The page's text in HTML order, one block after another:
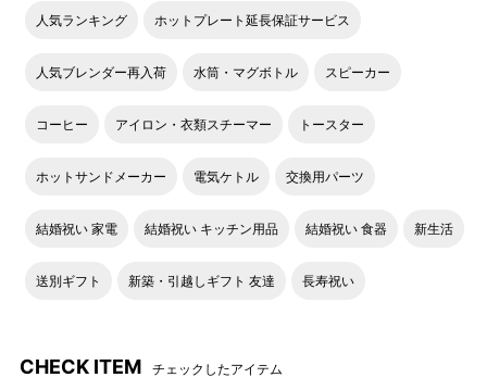
人気ランキング ホットプレート延長保証サービス
人気ブレンダー再入荷 水筒・マグボトル スピーカー
コーヒー アイロン・衣類スチーマー トースター
ホットサンドメーカー 電気ケトル 交換用パーツ
結婚祝い 家電 結婚祝い キッチン用品 結婚祝い 食器 新生活
送別ギフト 新築・引越しギフト 友達 長寿祝い
CHECK ITEM チェックしたアイテム